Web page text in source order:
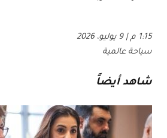
1:15 م | 9 يوليو، 2026
سياحة عالمية
شاهد أيضاً